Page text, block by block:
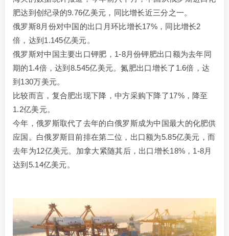
肥达到创纪录的9.76亿美元，同比增长近三分之一。
俄罗斯8月份对中国的出口月环比增长17%，同比增长2
倍，达到1.145亿美元。
俄罗斯对中国主要出口钾肥，1-8月份钾肥出口额为去年同
期的1.4倍，达到8.545亿美元。氮肥出口增长了1.6倍，达
到130万美元。
比较而言，复合肥出现下降，中方采购下降了17%，降至
1.2亿美元。
今年，俄罗斯取代了去年的白俄罗斯成为中国最大的化肥供
应国。白俄罗斯目前排在第二位，出口额为5.85亿美元，而
去年为12亿美元。加拿大紧随其后，出口增长18%，1-8月
达到5.14亿美元。